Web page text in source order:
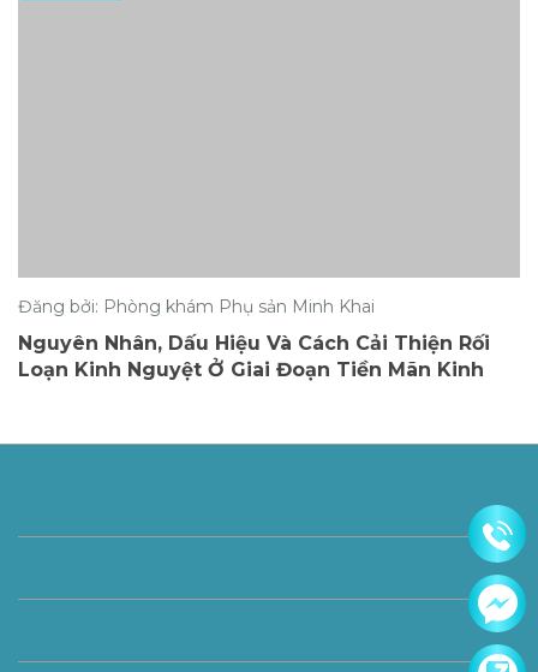
Đăng bởi: Phòng khám Phụ sản Minh Khai
Nguyên Nhân, Dấu Hiệu Và Cách Cải Thiện Rối
Loạn Kinh Nguyệt Ở Giai Đoạn Tiền Mãn Kinh